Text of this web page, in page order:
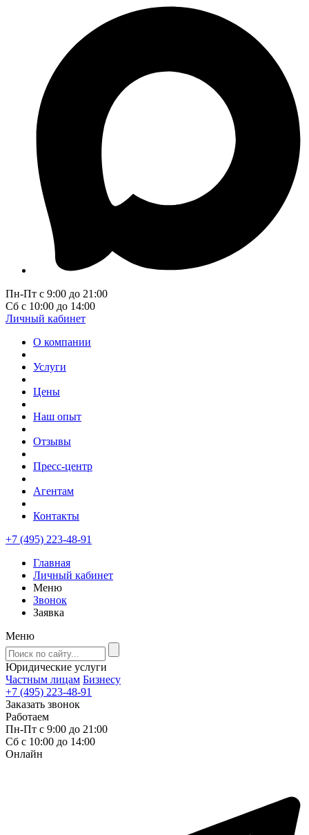
Пн-Пт с 9:00 до 21:00
Сб с 10:00 до 14:00
Личный кабинет
О компании
Услуги
Цены
Наш опыт
Отзывы
Пресс-центр
Агентам
Контакты
+7 (495) 223-48-91
Главная
Личный кабинет
Меню
Звонок
Заявка
Меню
Юридические услуги
Частным лицам Бизнесу
+7 (495) 223-48-91
Заказать звонок
Работаем
Пн-Пт с 9:00 до 21:00
Сб с 10:00 до 14:00
Онлайн